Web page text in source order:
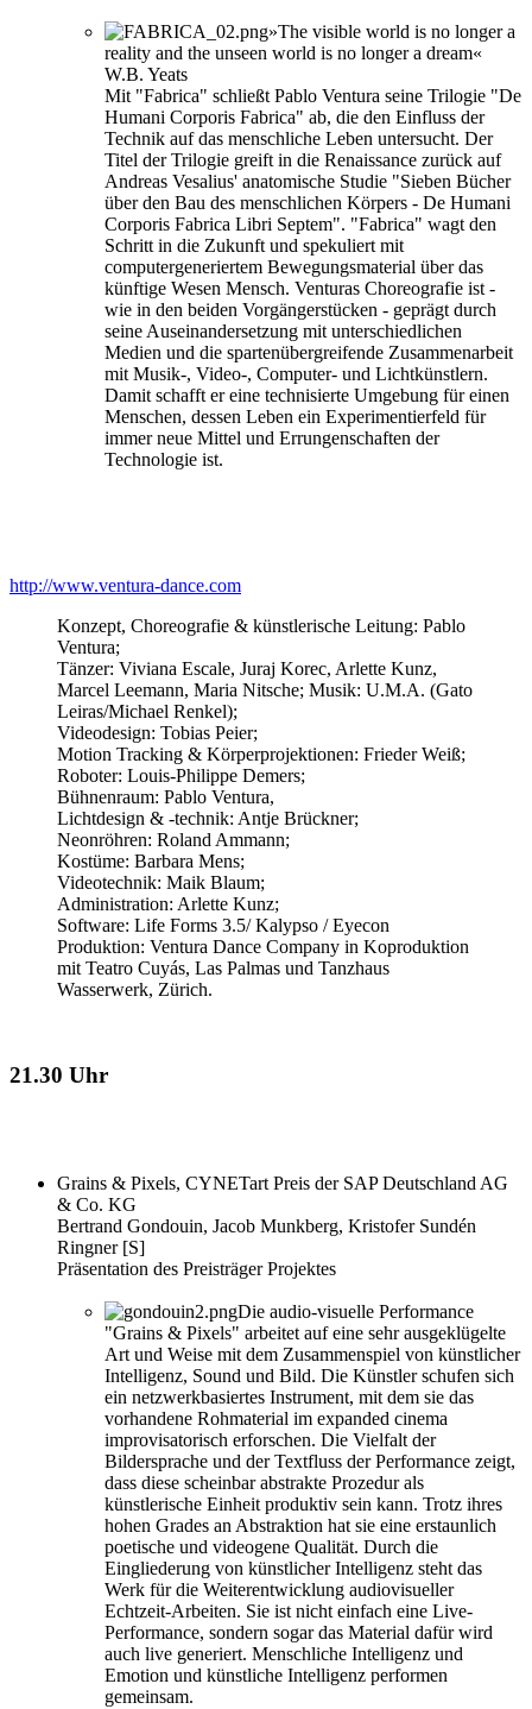
»The visible world is no longer a
reality and the unseen world is no longer a dream«
W.B. Yeats
Mit "Fabrica" schließt Pablo Ventura seine Trilogie "De
Humani Corporis Fabrica" ab, die den Einfluss der
Technik auf das menschliche Leben untersucht. Der
Titel der Trilogie greift in die Renaissance zurück auf
Andreas Vesalius' anatomische Studie "Sieben Bücher
über den Bau des menschlichen Körpers - De Humani
Corporis Fabrica Libri Septem". "Fabrica" wagt den
Schritt in die Zukunft und spekuliert mit
computergeneriertem Bewegungsmaterial über das
künftige Wesen Mensch. Venturas Choreografie ist -
wie in den beiden Vorgängerstücken - geprägt durch
seine Auseinandersetzung mit unterschiedlichen
Medien und die spartenübergreifende Zusammenarbeit
mit Musik-, Video-, Computer- und Lichtkünstlern.
Damit schafft er eine technisierte Umgebung für einen
Menschen, dessen Leben ein Experimentierfeld für
immer neue Mittel und Errungenschaften der
Technologie ist.
http://www.ventura-dance.com
Konzept, Choreografie & künstlerische Leitung: Pablo
Ventura;
Tänzer: Viviana Escale, Juraj Korec, Arlette Kunz,
Marcel Leemann, Maria Nitsche; Musik: U.M.A. (Gato
Leiras/Michael Renkel);
Videodesign: Tobias Peier;
Motion Tracking & Körperprojektionen: Frieder Weiß;
Roboter: Louis-Philippe Demers;
Bühnenraum: Pablo Ventura,
Lichtdesign & -technik: Antje Brückner;
Neonröhren: Roland Ammann;
Kostüme: Barbara Mens;
Videotechnik: Maik Blaum;
Administration: Arlette Kunz;
Software: Life Forms 3.5/ Kalypso / Eyecon
Produktion: Ventura Dance Company in Koproduktion
mit Teatro Cuyás, Las Palmas und Tanzhaus
Wasserwerk, Zürich.
21.30 Uhr
Grains & Pixels, CYNETart Preis der SAP Deutschland AG
& Co. KG
Bertrand Gondouin, Jacob Munkberg, Kristofer Sundén
Ringner [S]
Präsentation des Preisträger Projektes
Die audio-visuelle Performance
"Grains & Pixels" arbeitet auf eine sehr ausgeklügelte
Art und Weise mit dem Zusammenspiel von künstlicher
Intelligenz, Sound und Bild. Die Künstler schufen sich
ein netzwerkbasiertes Instrument, mit dem sie das
vorhandene Rohmaterial im expanded cinema
improvisatorisch erforschen. Die Vielfalt der
Bildersprache und der Textfluss der Performance zeigt,
dass diese scheinbar abstrakte Prozedur als
künstlerische Einheit produktiv sein kann. Trotz ihres
hohen Grades an Abstraktion hat sie eine erstaunlich
poetische und videogene Qualität. Durch die
Eingliederung von künstlicher Intelligenz steht das
Werk für die Weiterentwicklung audiovisueller
Echtzeit-Arbeiten. Sie ist nicht einfach eine Live-
Performance, sondern sogar das Material dafür wird
auch live generiert. Menschliche Intelligenz und
Emotion und künstliche Intelligenz performen
gemeinsam.